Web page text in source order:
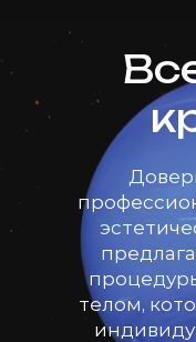
телом,